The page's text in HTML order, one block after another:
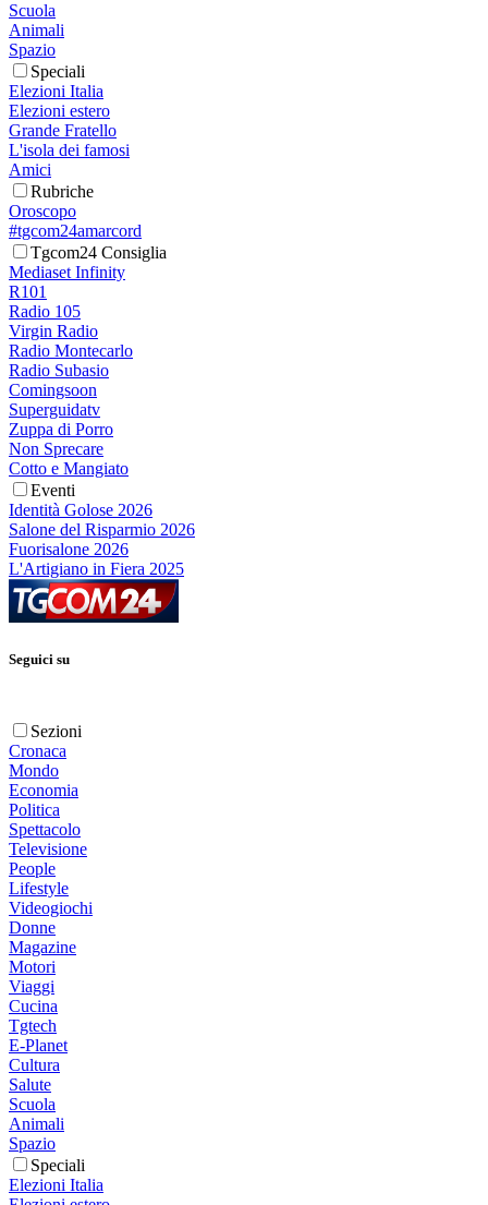
Scuola
Animali
Spazio
Speciali
Elezioni Italia
Elezioni estero
Grande Fratello
L'isola dei famosi
Amici
Rubriche
Oroscopo
#tgcom24amarcord
Tgcom24 Consiglia
Mediaset Infinity
R101
Radio 105
Virgin Radio
Radio Montecarlo
Radio Subasio
Comingsoon
Superguidatv
Zuppa di Porro
Non Sprecare
Cotto e Mangiato
Eventi
Identità Golose 2026
Salone del Risparmio 2026
Fuorisalone 2026
L'Artigiano in Fiera 2025
Seguici su
Sezioni
Cronaca
Mondo
Economia
Politica
Spettacolo
Televisione
People
Lifestyle
Videogiochi
Donne
Magazine
Motori
Viaggi
Cucina
Tgtech
E-Planet
Cultura
Salute
Scuola
Animali
Spazio
Speciali
Elezioni Italia